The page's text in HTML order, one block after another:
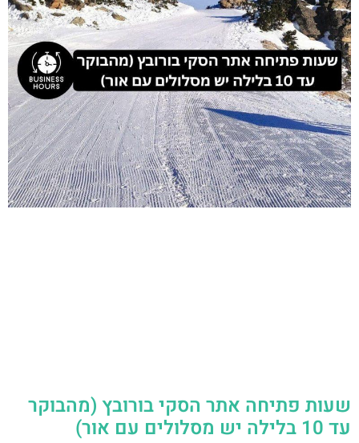
שעות פתיחה אתר הסקי בורובץ (מהבוקר
עד 10 בלילה יש מסלולים עם אור)